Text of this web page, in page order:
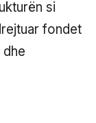
si
fondet